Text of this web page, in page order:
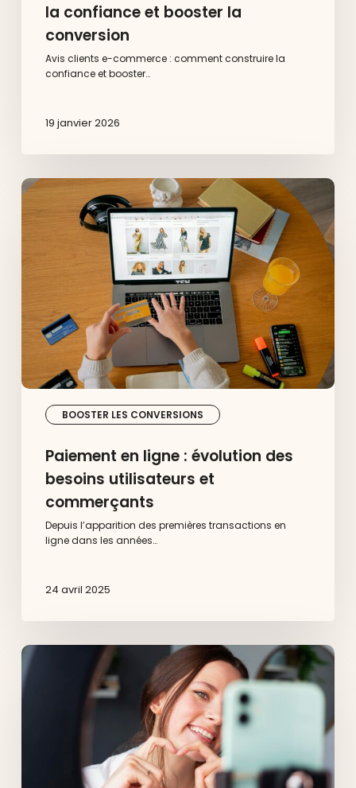
la confiance et booster la
conversion
Avis clients e-commerce : comment construire la
confiance et booster…
19 janvier 2026
BOOSTER LES CONVERSIONS
Paiement
en
ligne
besoins
commerçants
Paiement en ligne : évolution des
besoins utilisateurs et
commerçants
Depuis l’apparition des premières transactions en
ligne dans les années…
24 avril 2025
Comment
déployer
une
stratégie